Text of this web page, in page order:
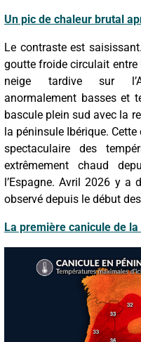
Un pic de chaleur brutal
Le contraste est
goutte froide circulait entre
neige tardive sur
anormalement basses et
bascule plein sud avec la
la péninsule Ibérique.
spectaculaire des
extrêmement chaud
l’Espagne. Avril 2026 y a
observé depuis le début
La première canicule de la